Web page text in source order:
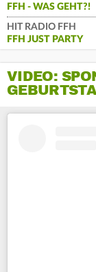
FFH - WAS GEHT?!
HIT RADIO FFH
FFH JUST PARTY
VIDEO: